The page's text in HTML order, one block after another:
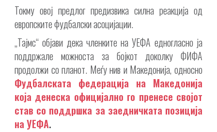
Токму овој предлог предизвика силна реакција од
европските фудбалски асоцијации.
„Тајмс“ објави дека членките на УЕФА едногласно ја
поддржале можноста за бојкот доколку ФИФА
продолжи со планот. Меѓу нив и Македонија, односно
Фудбалската федерација на Македонија
која денеска официјално го пренесе својот
став со поддршка за заедничката позиција
на УЕФА.